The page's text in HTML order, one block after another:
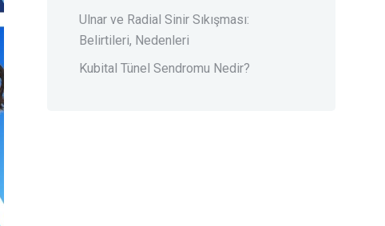
Ulnar ve Radial Sinir Sıkışması:
Belirtileri, Nedenleri
Kubital Tünel Sendromu Nedir?